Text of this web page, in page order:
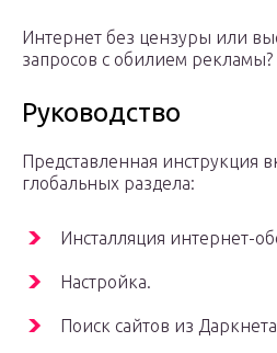
Интернет без цензуры или
запросов с обилием
Руководство
Представленная инструкция
глобальных раздела:
Инсталляция интернет-
Настройка.
Поиск сайтов из